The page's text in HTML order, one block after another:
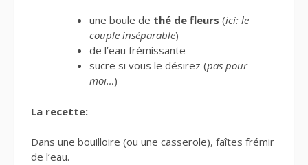
une boule de thé de fleurs (ici: le
couple inséparable)
de l’eau frémissante
sucre si vous le désirez (pas pour
moi…)
La recette:
Dans une bouilloire (ou une casserole), faîtes frémir
de l’eau.